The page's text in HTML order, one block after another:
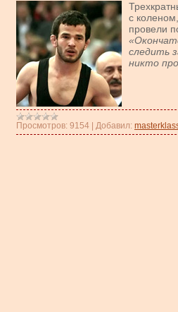
с
провели
следить
никто
Просмотров: 9154 Добавил: